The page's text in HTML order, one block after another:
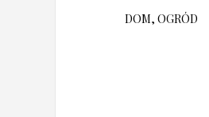
DOM, OGRÓD